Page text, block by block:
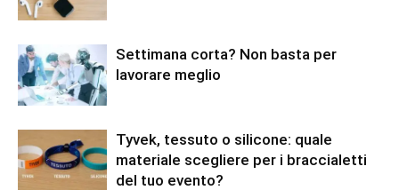
Settimana corta? Non basta per
lavorare meglio
Tyvek, tessuto o silicone: quale
materiale scegliere per i braccialetti
del tuo evento?